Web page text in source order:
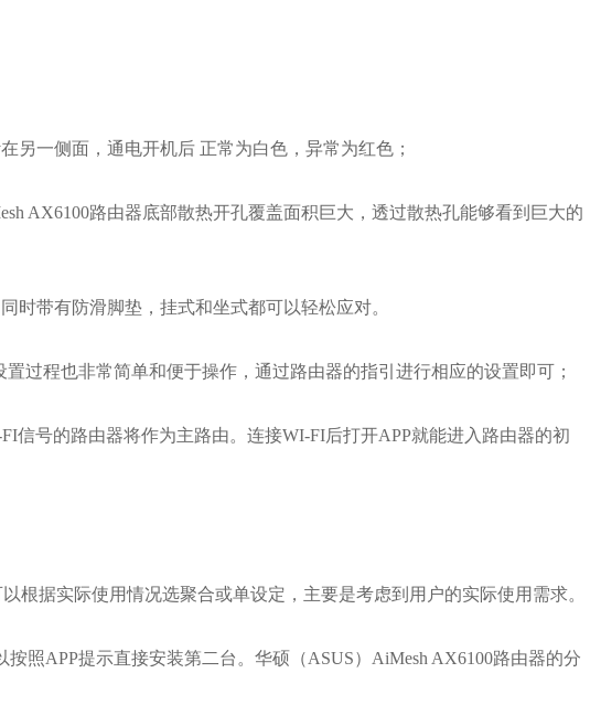
另一侧面，通电开机后 正常为白色，异常为红色；
AX6100路由器底部散热开孔覆盖面积巨大，透过散热孔能够看到巨大的
时带有防滑脚垫，挂式和坐式都可以轻松应对。
过程也非常简单和便于操作，通过路由器的指引进行相应的设置即可；
信号的路由器将作为主路由。连接WI-FI后打开APP就能进入路由器的初
根据实际使用情况选聚合或单设定，主要是考虑到用户的实际使用需求。
照APP提示直接安装第二台。华硕（ASUS）AiMesh AX6100路由器的分